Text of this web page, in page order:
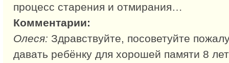
процесс старения и отмирания…
Комментарии:
Олеся: Здравствуйте, посоветуйте
давать ребёнку для хорошей памяти 8